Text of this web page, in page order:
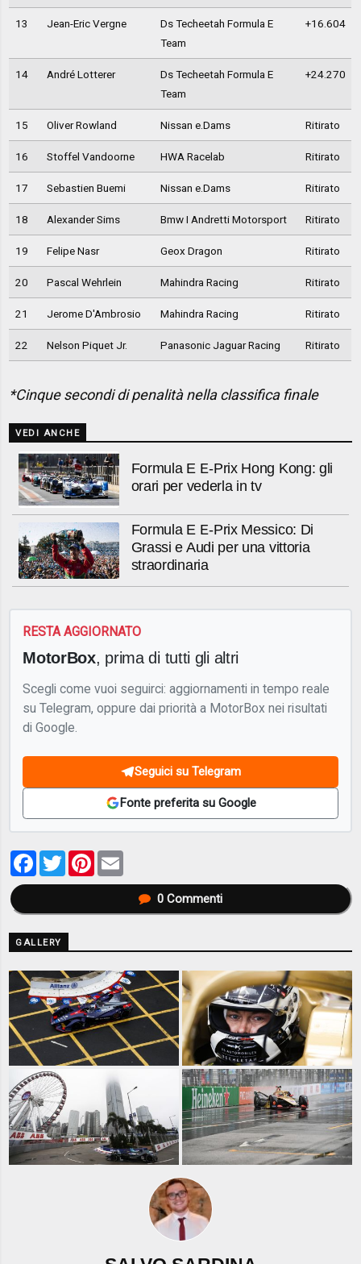
13 Jean-Eric Vergne
Ds Techeetah Formula E
Team
+16.604
14 André Lotterer
Ds Techeetah Formula E
Team
+24.270
15 Oliver Rowland Nissan e.Dams Ritirato
16 Stoffel Vandoorne HWA Racelab Ritirato
17 Sebastien Buemi Nissan e.Dams Ritirato
18 Alexander Sims Bmw I Andretti Motorsport Ritirato
19 Felipe Nasr Geox Dragon Ritirato
20 Pascal Wehrlein Mahindra Racing Ritirato
21 Jerome D'Ambrosio Mahindra Racing Ritirato
22 Nelson Piquet Jr. Panasonic Jaguar Racing Ritirato
*Cinque secondi di penalità nella classifica finale
VEDI ANCHE
Formula E E-Prix Hong Kong: gli
orari per vederla in tv
Formula E E-Prix Messico: Di
Grassi e Audi per una vittoria
straordinaria
RESTA AGGIORNATO
MotorBox, prima di tutti gli altri
Scegli come vuoi seguirci: aggiornamenti in tempo reale
su Telegram, oppure dai priorità a MotorBox nei risultati
di Google.
Seguici su Telegram
Fonte preferita su Google
Facebook
TwitterPinterest
0Commenti
GALLERY